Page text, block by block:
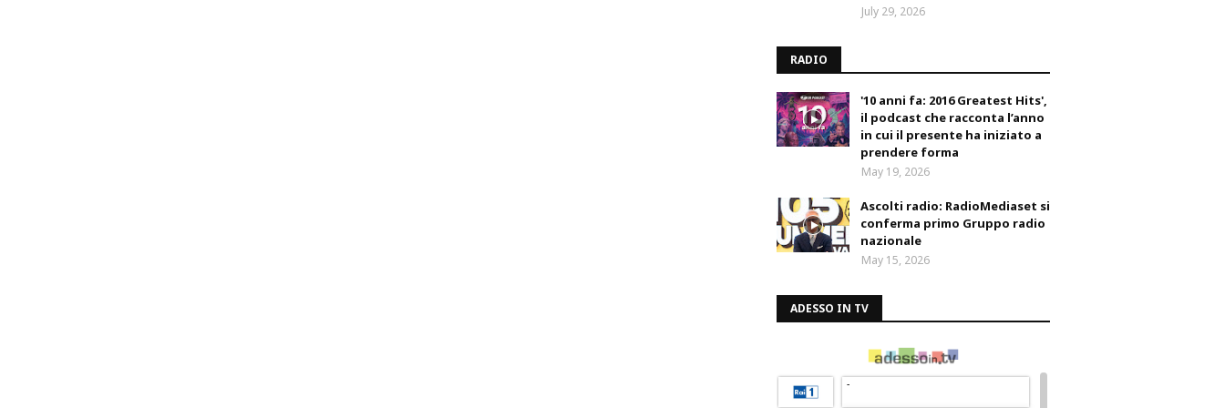
July 29, 2026
RADIO
'10 anni fa: 2016 Greatest Hits',
il podcast che racconta l’anno
in cui il presente ha iniziato a
prendere forma
May 19, 2026
Ascolti radio: RadioMediaset si
conferma primo Gruppo radio
nazionale
May 15, 2026
ADESSO IN TV